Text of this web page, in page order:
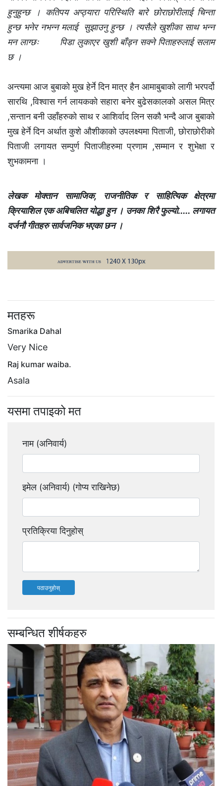
हुनुहुन्छ । कतिपय अप्ठ्यारा परिस्थिति बारे छोराछोरीलाई चिन्ता
हुन्छ भनेर नभन्न मलाई सुझाउनु हुन्छ । त्यसैले खुशीका साथ भन्न
मन लाग्छः पिडा लुकाएर खुशी बाँड्न सक्ने पिताहरुलाई सलाम
छ ।
अन्त्यमा आज बुबाको मुख हेर्ने दिन मात्र हैन आमाबुबाको लागी भरपर्दो
सारथि ,विश्वास गर्न लायकको सहारा बनेर बुढेसकालको असल मित्र
,सन्तान बनी उहाँहरुको साथ र आशिर्वाद लिन सकौ भन्दै आज बुबाको
मुख हेर्ने दिन अर्थात कुशे औशीकाको उपलक्ष्यमा पिताजी, छोराछोरीको
पिताजी लगायत सम्पुर्ण पिताजीहरुमा प्रणाम ,सम्मान र शुभेक्षा र
शुभकामना ।
लेखक मोक्तान सामाजिक, राजनीतिक र साहित्यिक क्षेत्रमा
क्रियाशिल एक अबिचलित योद्धा हुन । उनका शिरै फुल्यो..... लगायत
दर्जनौ गीतहरु सार्वजनिक भएका छन ।
मतहरू
Smarika Dahal
Very Nice
Raj kumar waiba.
Asala
यसमा तपाइको मत
नाम (अनिवार्य)
इमेल (अनिवार्य) (गोप्य राखिनेछ)
प्रतिक्रिया दिनुहोस्
पठाउनुहोस्
सम्बन्धित शीर्षकहरु